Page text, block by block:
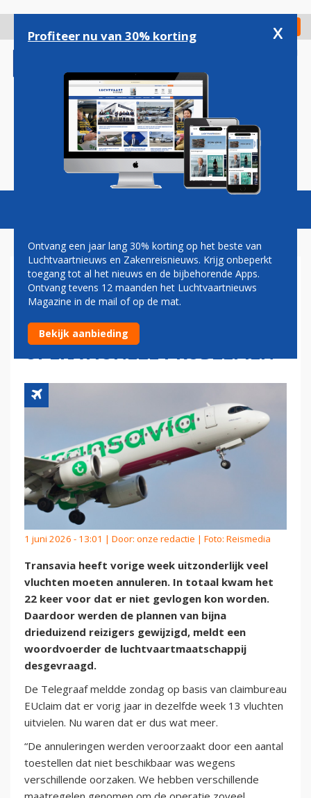
gaan
Check in
Magazine Podcasts Vacatures
PECHWEEK VOOR
TRANSAVIA: RELATIEF VEEL
ANNULERINGEN DOOR
OPERATIONELE PROBLEMEN
1 juni 2026 - 13:01 | Door: onze redactie | Foto: Reismedia
Transavia heeft vorige week uitzonderlijk veel
vluchten moeten annuleren. In totaal kwam het
22 keer voor dat er niet gevlogen kon worden.
Daardoor werden de plannen van bijna
drieduizend reizigers gewijzigd, meldt een
woordvoerder de luchtvaartmaatschappij
desgevraagd.
De Telegraaf meldde zondag op basis van claimbureau
EUclaim dat er vorig jaar in dezelfde week 13 vluchten
uitvielen. Nu waren dat er dus wat meer.
“De annuleringen werden veroorzaakt door een aantal
toestellen dat niet beschikbaar was wegens
verschillende oorzaken. We hebben verschillende
Profiteer nu van 30% korting x
Ontvang een jaar lang 30% korting op het beste van
Luchtvaartnieuws en Zakenreisnieuws. Krijg onbeperkt
toegang tot al het nieuws en de bijbehorende Apps.
Ontvang tevens 12 maanden het Luchtvaartnieuws
Magazine in de mail of op de mat.
Bekijk aanbieding